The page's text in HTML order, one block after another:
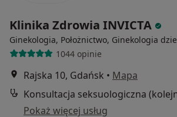
Klinika Zdrowia INVICTA
Ginekologia, Położnictwo, Ginekologia
1044 opinie
Rajska 10, Gdańsk • Mapa
Konsultacja seksuologiczna
Pokaż więcej usług